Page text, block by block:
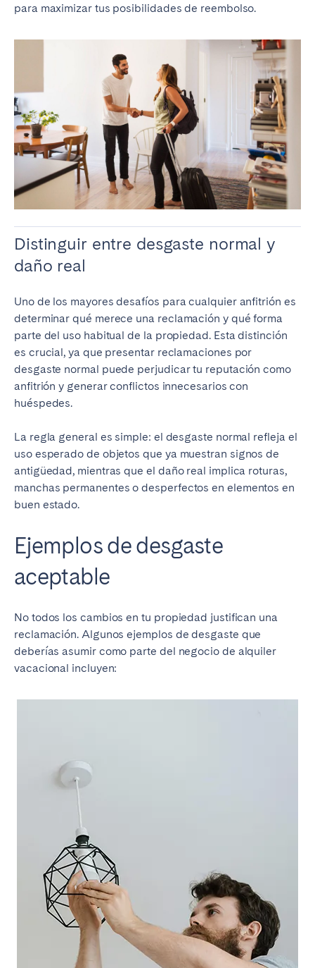
para maximizar tus posibilidades de reembolso.
Distinguir entre desgaste normal y
daño real
Uno de los mayores desafíos para cualquier anfitrión es
determinar qué merece una reclamación y qué forma
parte del uso habitual de la propiedad. Esta distinción
es crucial, ya que presentar reclamaciones por
desgaste normal puede perjudicar tu reputación como
anfitrión y generar conflictos innecesarios con
huéspedes.
La regla general es simple: el desgaste normal refleja el
uso esperado de objetos que ya muestran signos de
antigüedad, mientras que el daño real implica roturas,
manchas permanentes o desperfectos en elementos en
buen estado.
Ejemplos de desgaste
aceptable
No todos los cambios en tu propiedad justifican una
reclamación. Algunos ejemplos de desgaste que
deberías asumir como parte del negocio de alquiler
vacacional incluyen:
AZORES
Ponta Delgada
Ir a la página global